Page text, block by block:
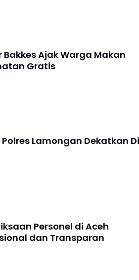
Ajak Warga Makan
Gratis
Lamongan Dekatkan
Personel di Aceh
dan Transparan